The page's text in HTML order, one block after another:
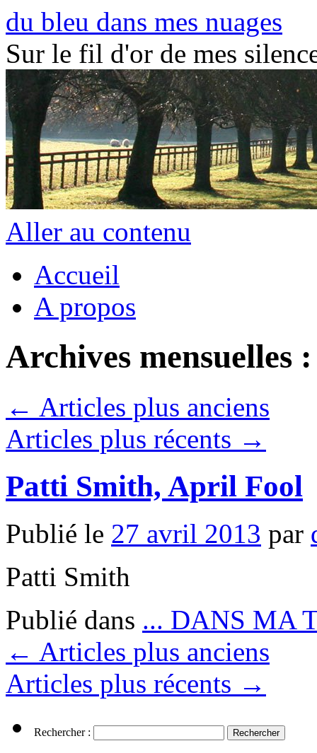
du bleu dans mes nuages
Sur le fil d'or de mes
Aller au contenu
Accueil
A propos
Archives mensuelles
← Articles plus anciens
Articles plus récents →
Patti Smith, April Fool
Publié le 27 avril 2013 par
Patti Smith
Publié dans ... DANS MA
← Articles plus anciens
Articles plus récents →
Rechercher :